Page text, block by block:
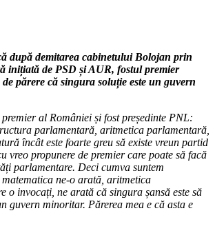
după demitarea cabinetului Bolojan prin
inițiată de PSD și AUR, fostul premier
părere că singura soluție este un guvern
al României și fost președinte PNL:
parlamentară, aritmetica parlamentară,
încât este foarte greu să existe vreun partid
vreo propunere de premier care poate să facă
parlamentare. Deci cumva suntem
ne-o arată, aritmetica
o invocați, ne arată că singura șansă este să
guvern minoritar. Părerea mea e că asta e